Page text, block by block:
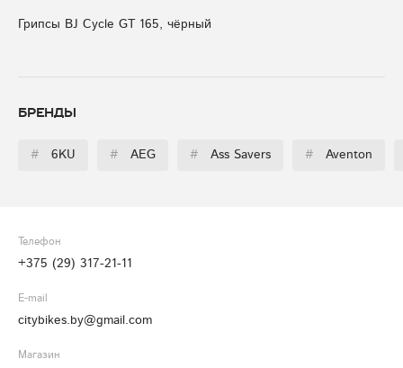
Грипсы BJ Cycle GT 165, чёрный
Бренды
# 6KU # AEG # Ass Savers # Aventon
Телефон
+375 (29) 317-21-11
E-mail
citybikes.by@gmail.com
Магазин